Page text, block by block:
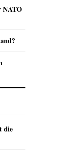
NATO
die